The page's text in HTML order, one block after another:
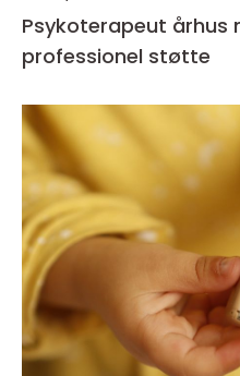
Psykoterapeut århus når livet kalder på
professionel støtte